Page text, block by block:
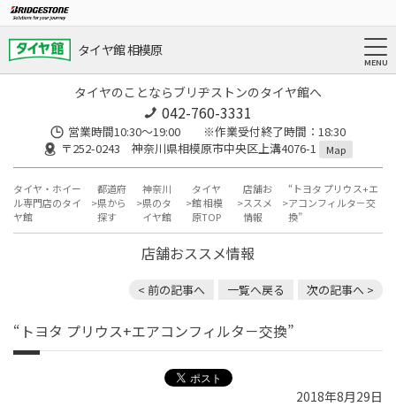
タイヤ館 相模原
タイヤのことならブリヂストンのタイヤ館へ
042-760-3331
営業時間10:30～19:00 ※作業受付終了時間：18:30
〒252-0243 神奈川県相模原市中央区上溝4076-1
Map
タイヤ・ホイー
ル専門店のタイ
ヤ館
都道府
県から
探す
神奈川
県のタ
イヤ館
タイヤ
館 相模
原TOP
店舗お
ススメ
情報
“トヨタ プリウス+エ
アコンフィルタ－交
換”
店舗おススメ情報
< 前の記事へ 一覧へ戻る 次の記事へ >
“トヨタ プリウス+エアコンフィルタ－交換”
2018年8月29日